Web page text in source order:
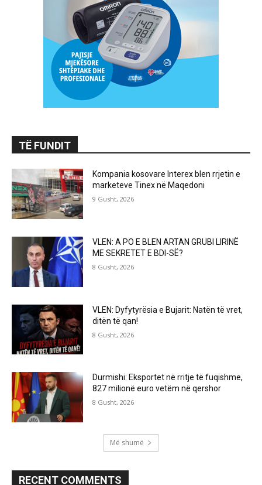
TË FUNDIT
Kompania kosovare Interex blen rrjetin e
marketeve Tinex në Maqedoni
9 Gusht, 2026
VLEN: A PO E BLEN ARTAN GRUBI LIRINË
ME SEKRETET E BDI-SË?
8 Gusht, 2026
VLEN: Dyfytyrësia e Bujarit: Natën të vret,
ditën të qan!
8 Gusht, 2026
Durmishi: Eksportet në rritje të fuqishme,
827 milionë euro vetëm në qershor
8 Gusht, 2026
Më shumë
RECENT COMMENTS